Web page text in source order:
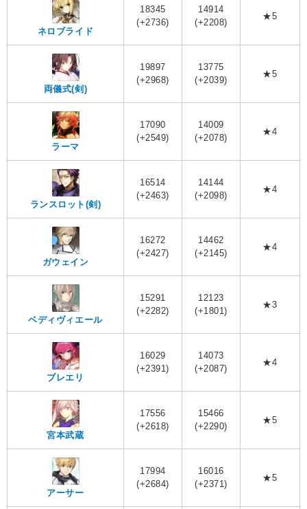
ネロブライド
18345
(+2736)
14914
(+2208)
★5
両儀式(剣)
19897
(+2968)
13775
(+2039)
★5
ラーマ
17090
(+2549)
14009
(+2078)
★4
ランスロット(剣)
16514
(+2463)
14144
(+2098)
★4
ガウェイン
16272
(+2427)
14462
(+2145)
★4
ベディヴィエール
15291
(+2282)
12123
(+1801)
★3
ブレエリ
16029
(+2391)
14073
(+2087)
★4
宮本武蔵
17556
(+2618)
15466
(+2290)
★5
アーサー
17994
(+2684)
16016
(+2371)
★5